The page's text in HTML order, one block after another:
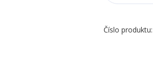
Číslo produktu: